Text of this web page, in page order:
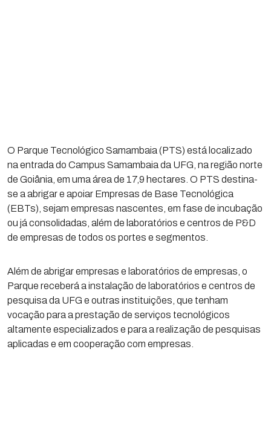
O Parque Tecnológico Samambaia (PTS) está localizado
na entrada do Campus Samambaia da UFG, na região norte
de Goiânia, em uma área de 17,9 hectares. O PTS destina-
se a abrigar e apoiar Empresas de Base Tecnológica
(EBTs), sejam empresas nascentes, em fase de incubação
ou já consolidadas, além de laboratórios e centros de P&D
de empresas de todos os portes e segmentos.
Além de abrigar empresas e laboratórios de empresas, o
Parque receberá a instalação de laboratórios e centros de
pesquisa da UFG e outras instituições, que tenham
vocação para a prestação de serviços tecnológicos
altamente especializados e para a realização de pesquisas
aplicadas e em cooperação com empresas.